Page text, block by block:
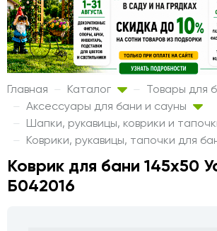
Главная Каталог
Товары для
Аксессуары для бани и сауны
Шапки, рукавицы, коврики и
Коврики, рукавицы, тапочки для
Коврик для бани 145х50
Б042016